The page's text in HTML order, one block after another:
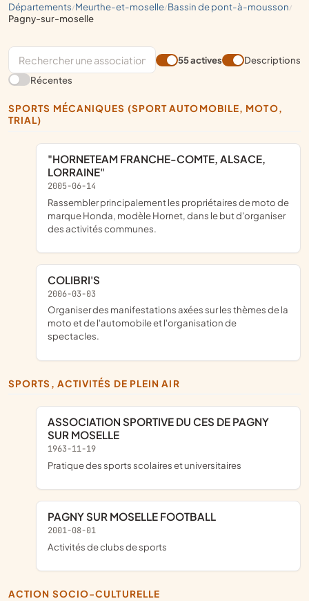
départements/ meurthe-et-moselle/ bassin de pont-à-mousson/
pagny-sur-moselle
55 actives
Descriptions
Récentes
SPORTS MÉCANIQUES (SPORT AUTOMOBILE, MOTO,
TRIAL)
"HORNETEAM FRANCHE-COMTE, ALSACE,
LORRAINE"
2005-06-14
rassembler principalement les propriétaires de moto de
marque Honda, modèle Hornet, dans le but d'organiser
des activités communes.
COLIBRI'S
2006-03-03
Organiser des manifestations axées sur les thèmes de la
moto et de l'automobile et l'organisation de
spectacles.
SPORTS, ACTIVITÉS DE PLEIN AIR
ASSOCIATION SPORTIVE DU CES DE PAGNY
SUR MOSELLE
1963-11-19
pratique des sports scolaires et universitaires
PAGNY SUR MOSELLE FOOTBALL
2001-08-01
Activités de clubs de sports
ACTION SOCIO-CULTURELLE